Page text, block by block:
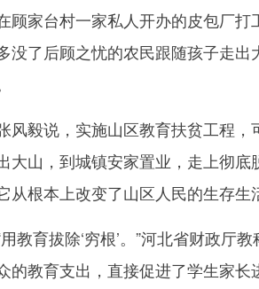
顾家台村一家私人开办的皮包厂
没了后顾之忧的农民跟随孩子走
毅说，实施山区教育扶贫工程，
大山，到城镇安家置业，走上彻
从根本上改变了山区人民的生存生
育拔除‘穷根’。”河北省财政厅
的教育支出，直接促进了学生家